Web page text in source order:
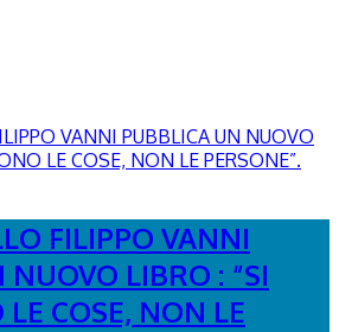
FILIPPO VANNI
NUOVO LIBRO : “SI
COSE, NON LE